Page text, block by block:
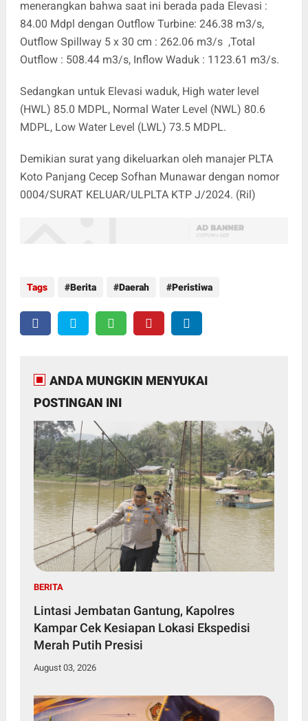
menerangkan bahwa saat ini berada pada Elevasi :
84.00 Mdpl dengan Outflow Turbine: 246.38 m3/s,
Outflow Spillway 5 x 30 cm : 262.06 m3/s ,Total
Outflow : 508.44 m3/s, Inflow Waduk : 1123.61 m3/s.
Sedangkan untuk Elevasi waduk, High water level
(HWL) 85.0 MDPL, Normal Water Level (NWL) 80.6
MDPL, Low Water Level (LWL) 73.5 MDPL.
Demikian surat yang dikeluarkan oleh manajer PLTA
Koto Panjang Cecep Sofhan Munawar dengan nomor
0004/SURAT KELUAR/ULPLTA KTP J/2024. (Ril)
Tags Berita Daerah Peristiwa
ANDA MUNGKIN MENYUKAI
POSTINGAN INI
BERITA
Lintasi Jembatan Gantung, Kapolres
Kampar Cek Kesiapan Lokasi Ekspedisi
Merah Putih Presisi
August 03, 2026